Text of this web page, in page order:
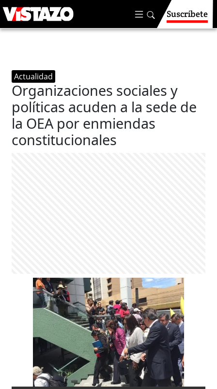
Suscríbete
Actualidad
Organizaciones sociales y
políticas acuden a la sede de
la OEA por enmiendas
constitucionales